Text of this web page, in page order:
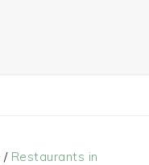
/ Restaurants in